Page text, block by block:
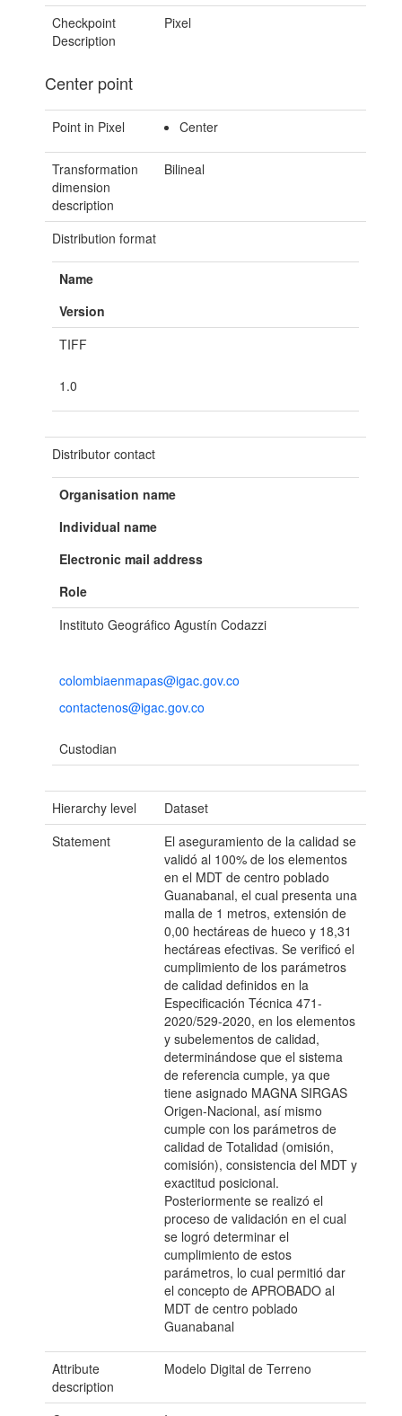
Checkpoint
Description
Pixel
Center point
Point in Pixel Center
Transformation
dimension
description
Bilineal
Distribution format
Name
Version
TIFF
1.0
Distributor contact
Organisation name
Individual name
Electronic mail address
Role
Instituto Geográfico Agustín Codazzi
colombiaenmapas@igac.gov.co
contactenos@igac.gov.co
Custodian
Hierarchy level
Dataset
Statement
El aseguramiento de la calidad se
validó al 100% de los elementos
en el MDT de centro poblado
Guanabanal, el cual presenta una
malla de 1 metros, extensión de
0,00 hectáreas de hueco y 18,31
hectáreas efectivas. Se verificó el
cumplimiento de los parámetros
de calidad definidos en la
Especificación Técnica 471-
2020/529-2020, en los elementos
y subelementos de calidad,
determinándose que el sistema
de referencia cumple, ya que
tiene asignado MAGNA SIRGAS
Origen-Nacional, así mismo
cumple con los parámetros de
calidad de Totalidad (omisión,
comisión), consistencia del MDT y
exactitud posicional.
Posteriormente se realizó el
proceso de validación en el cual
se logró determinar el
cumplimiento de estos
parámetros, lo cual permitió dar
el concepto de APROBADO al
MDT de centro poblado
Guanabanal
Attribute
description
Modelo Digital de Terreno